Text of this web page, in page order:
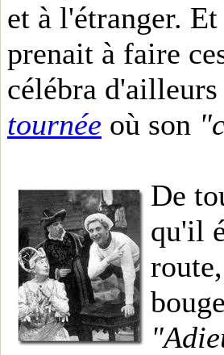
et à l'étranger.
prenait à faire
célébra
tournée où son
De
qu'il